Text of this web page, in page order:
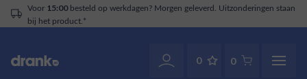
Voor 15:00besteld op werkdagen? Morgen geleverd. Uitzonderingen staan
bij het product.*
0 0